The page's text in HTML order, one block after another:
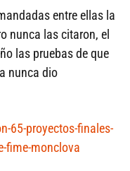
entre ellas la
nunca las citaron, el
las pruebas de que
nunca dio
65-proyectos-finales-
fime-monclova